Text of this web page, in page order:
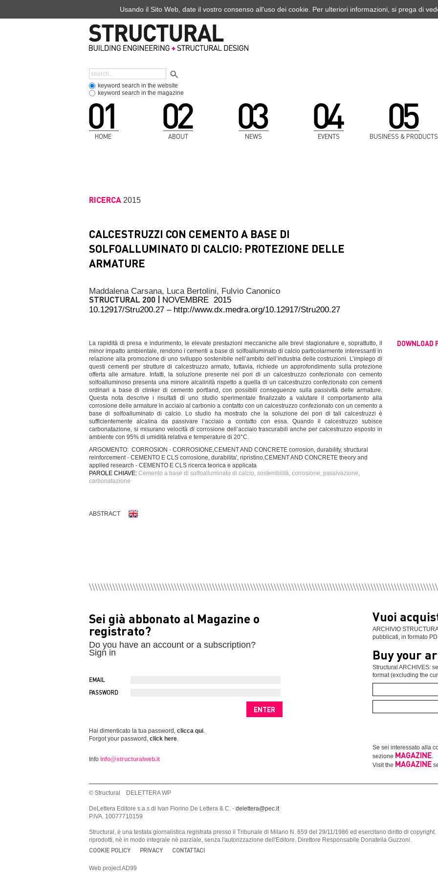
keyword search in the website
keyword search in the magazine
HOME ABOUT NEWS EVENTS BUSINESS & PRODUCTS
RICERCA 2015
CALCESTRUZZI CON CEMENTO A BASE DI
SOLFOALLUMINATO DI CALCIO: PROTEZIONE DELLE
ARMATURE
Maddalena Carsana, Luca Bertolini, Fulvio Canonico
STRUCTURAL 200 | NOVEMBRE 2015
10.12917/Stru200.27 – http://www.dx.medra.org/10.12917/Stru200.27
La rapidità di presa e indurimento, le elevate prestazioni meccaniche alle brevi stagionature e, soprattutto, il
minor impatto ambientale, rendono i cementi a base di solfoalluminato di calcio particolarmente interessanti in
relazione alla promozione di uno sviluppo sostenibile nell’ambito dell’industria delle costruzioni. L’impiego di
questi cementi per strutture di calcestruzzo armato, tuttavia, richiede un approfondimento sulla protezione
offerta alle armature. Infatti, la soluzione presente nei pori di un calcestruzzo confezionato con cemento
solfoalluminoso presenta una minore alcalinità rispetto a quella di un calcestruzzo confezionato con cementi
ordinari a base di clinker di cemento portland, con possibili conseguenze sulla passività delle armature.
Questa nota descrive i risultati di uno studio sperimentale finalizzato a valutare il comportamento alla
corrosione delle armature in acciaio al carbonio a contatto con un calcestruzzo confezionato con un cemento a
base di solfoalluminato di calcio. Lo studio ha mostrato che la soluzione dei pori di tali calcestruzzi è
sufficientemente alcalina da passivare l’acciaio a contatto con essa. Quando il calcestruzzo subisce
carbonatazione, si misurano velocità di corrosione dell’acciaio trascurabili anche per calcestruzzo esposto in
ambiente con 95% di umidità relativa e temperature di 20°C.
ARGOMENTO: CORROSION - CORROSIONE,CEMENT AND CONCRETE corrosion, durability, structural
reinforcement - CEMENTO E CLS corrosione, durabilita', ripristino,CEMENT AND CONCRETE theory and
applied research - CEMENTO E CLS ricerca teorica e applicata
PAROLE CHIAVE: Cemento a base di solfoalluminato di calcio, sostenibilità, corrosione, passivazione,
carbonatazione
ABSTRACT
DOWNLOAD
Sei già abbonato al Magazine o
registrato?
Do you have an account or a subscription?
Sign in
EMAIL
PASSWORD
Hai dimenticato la tua password, clicca qui.
Forgot your password, click here.
Info info@structuralweb.it
Vuoi
ARCHIVIO
pubblicati, in formato
Buy your
Structural ARCHIVES:
format (excluding the
Se sei interessato alla
sezione MAGAZINE.
Visit the MAGAZINE
© Structural DELETTERA WP
DeLettera Editore s.a.s di Ivan Fiorino De Lettera & C. - delettera@pec.it
P.IVA. 10077710159
Structural, è una testata giornalistica registrata presso il Tribunale di Milano N. 659 del 29/11/1986 ed esercitano diritto di
riprodotti, nè in modo integrale nè parziale, senza l'autorizzazione dell'Editore. Direttore Responsabile Donatella Guzzoni.
COOKIE POLICY PRIVACY CONTATTACI
Web project AD99
Usando il Sito Web, date il vostro consenso all'uso dei cookie. Per ulteriori informazioni, si prega di